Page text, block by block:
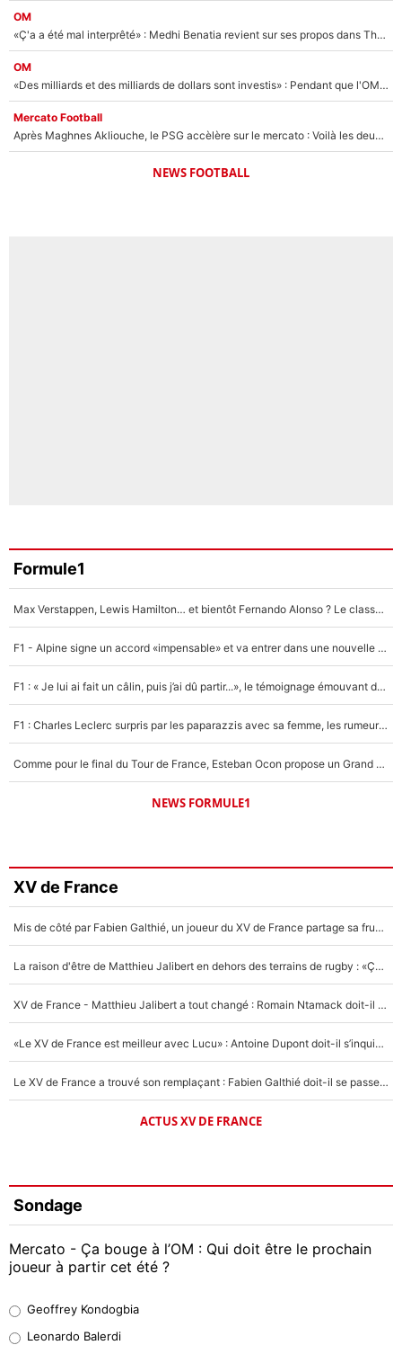
OM
«Ç'a a été mal interprêté» : Medhi Benatia revient sur ses propos dans The Bridge et précise ses conditions pour rejoindre le PSG !
OM
«Des milliards et des milliards de dollars sont investis» : Pendant que l'OM est en pleine crise financière, Frank McCourt lance un nouveau projet à 260M€ !
Mercato Football
Après Maghnes Akliouche, le PSG accèlère sur le mercato : Voilà les deux nouvelles recrues qui vont signer la semaine prochaine ?
NEWS FOOTBALL
Formule1
Max Verstappen, Lewis Hamilton… et bientôt Fernando Alonso ? Le classement des pilotes les mieux payés en Formule 1 risque de changer !
F1 - Alpine signe un accord «impensable» et va entrer dans une nouvelle dimension : Grande nouvelle pour Pierre Gasly !
F1 : « Je lui ai fait un câlin, puis j’ai dû partir...», le témoignage émouvant de Max Verstappen sur sa fille
F1 : Charles Leclerc surpris par les paparazzis avec sa femme, les rumeurs étaient vraies !
Comme pour le final du Tour de France, Esteban Ocon propose un Grand Prix de Formule 1 à Paris : «Autour de l’Arc de Triomphe, ce serait génial» !
NEWS FORMULE1
XV de France
Mis de côté par Fabien Galthié, un joueur du XV de France partage sa frustration : «ils ne me l’ont pas dit tout de suite»
La raison d'être de Matthieu Jalibert en dehors des terrains de rugby : «Ça m'atteint autant que si tu touches à un membre de ma famille»
XV de France - Matthieu Jalibert a tout changé : Romain Ntamack doit-il s’inquiéter pour sa place à un an de la Coupe du monde ?
«Le XV de France est meilleur avec Lucu» : Antoine Dupont doit-il s’inquiéter pour sa place ?
Le XV de France a trouvé son remplaçant : Fabien Galthié doit-il se passer d'Antoine Dupont ?
ACTUS XV DE FRANCE
Sondage
Mercato - Ça bouge à l’OM : Qui doit être le prochain
joueur à partir cet été ?
38%
Geoffrey Kondogbia
Leonardo Balerdi